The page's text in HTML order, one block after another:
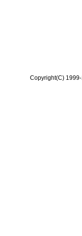
Copyright(C)